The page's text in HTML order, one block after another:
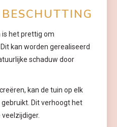
het prettig om
kan worden gerealiseerd
schaduw door
kan de tuin op elk
Dit verhoogt het